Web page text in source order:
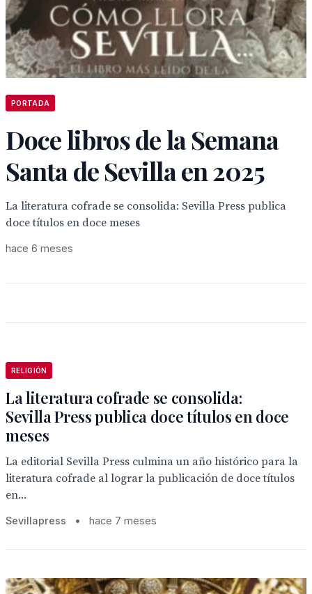
PORTADA
Doce libros de la Semana
Santa de Sevilla en 2025
La literatura cofrade se consolida: Sevilla Press publica
doce títulos en doce meses
hace 6 meses
RELIGIÓN
La literatura cofrade se consolida:
Sevilla Press publica doce títulos en doce
meses
La editorial Sevilla Press culmina un año histórico para la
literatura cofrade al lograr la publicación de doce títulos
en...
Sevillapress • hace 7 meses